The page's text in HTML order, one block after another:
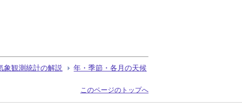
象観測統計の解説 年・季節・各月の天候
このページのトップへ